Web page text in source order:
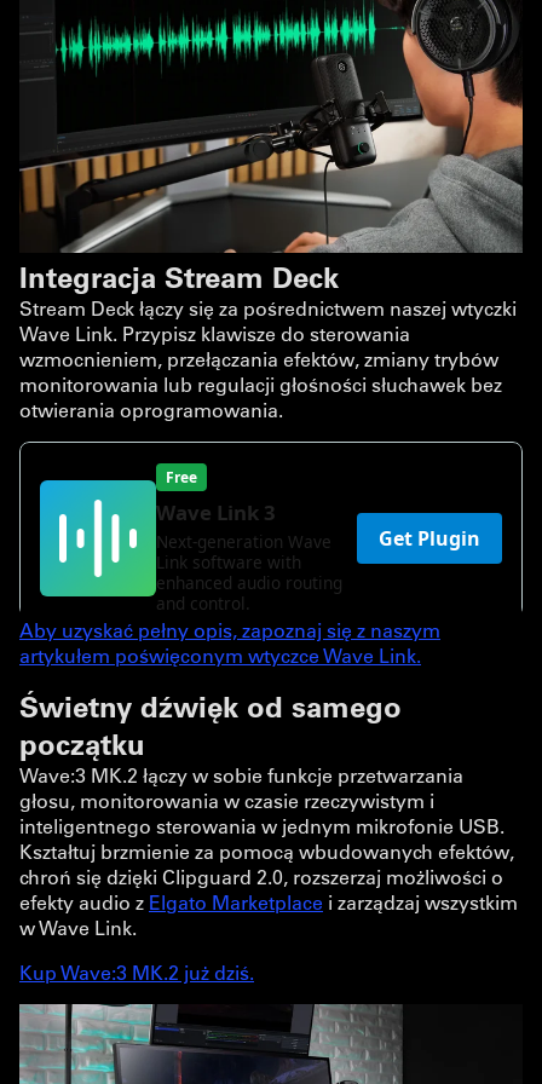
Integracja Stream Deck
Stream Deck łączy się za pośrednictwem naszej wtyczki
Wave Link. Przypisz klawisze do sterowania
wzmocnieniem, przełączania efektów, zmiany trybów
monitorowania lub regulacji głośności słuchawek bez
otwierania oprogramowania.
Aby uzyskać pełny opis, zapoznaj się z naszym
artykułem poświęconym wtyczce Wave Link.
Świetny dźwięk od samego
początku
Wave:3 MK.2 łączy w sobie funkcje przetwarzania
głosu, monitorowania w czasie rzeczywistym i
inteligentnego sterowania w jednym mikrofonie USB.
Kształtuj brzmienie za pomocą wbudowanych efektów,
chroń się dzięki Clipguard 2.0, rozszerzaj możliwości o
efekty audio z Elgato Marketplace i zarządzaj wszystkim
w Wave Link.
Kup Wave:3 MK.2 już dziś.